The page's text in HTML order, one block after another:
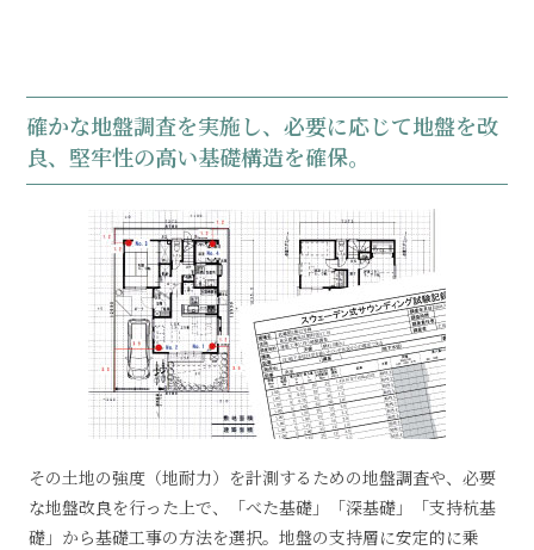
確かな地盤調査を実施し、必要に応じて地盤を改
良、堅牢性の高い基礎構造を確保。
その土地の強度（地耐力）を計測するための地盤調査や、必要
な地盤改良を行った上で、「べた基礎」「深基礎」「支持杭基
礎」から基礎工事の方法を選択。地盤の支持層に安定的に乗